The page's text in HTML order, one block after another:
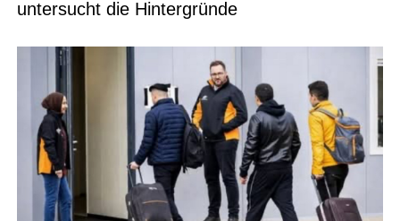
untersucht die Hintergründe